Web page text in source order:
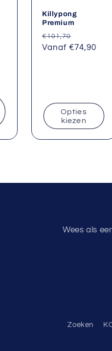
Killypong
Premium
Normale
prijs
€101,70
Vanaf €74,90
Opties
kiezen
Wees als
Zoeken